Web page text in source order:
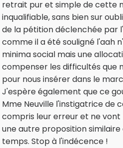
retrait pur et simple de cette
inqualifiable, sans bien sur
de la pétition déclenchée par
comme il a été souligné l'aah
minima social mais une
compenser les difficultés que
pour nous insérer dans le
J'espère également que ce
Mme Neuville l'instigatrice de
compris leur erreur et ne
une autre proposition similaire
temps. Stop à l'indécence !